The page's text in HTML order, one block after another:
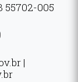
55702-005
|